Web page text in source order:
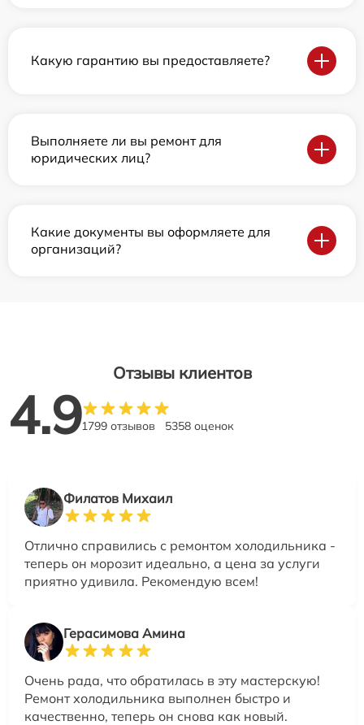
Какую гарантию вы предоставляете?
Выполняете ли вы ремонт для
юридических лиц?
Какие документы вы оформляете для
организаций?
Отзывы клиентов
4.91799 отзывов 5358 оценок
Филатов Михаил
Отлично справились с ремонтом холодильника -
теперь он морозит идеально, а цена за услуги
приятно удивила. Рекомендую всем!
Герасимова Амина
Очень рада, что обратилась в эту мастерскую!
Ремонт холодильника выполнен быстро и
качественно, теперь он снова как новый.